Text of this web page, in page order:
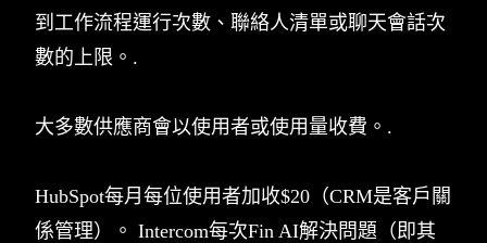
到工作流程運行次數、聯絡人清單或聊天會話次
數的上限。.
大多數供應商會以使用者或使用量收費。.
HubSpot每月每位使用者加收$20（CRM是客戶關
係管理）。 Intercom每次Fin AI解決問題（即其